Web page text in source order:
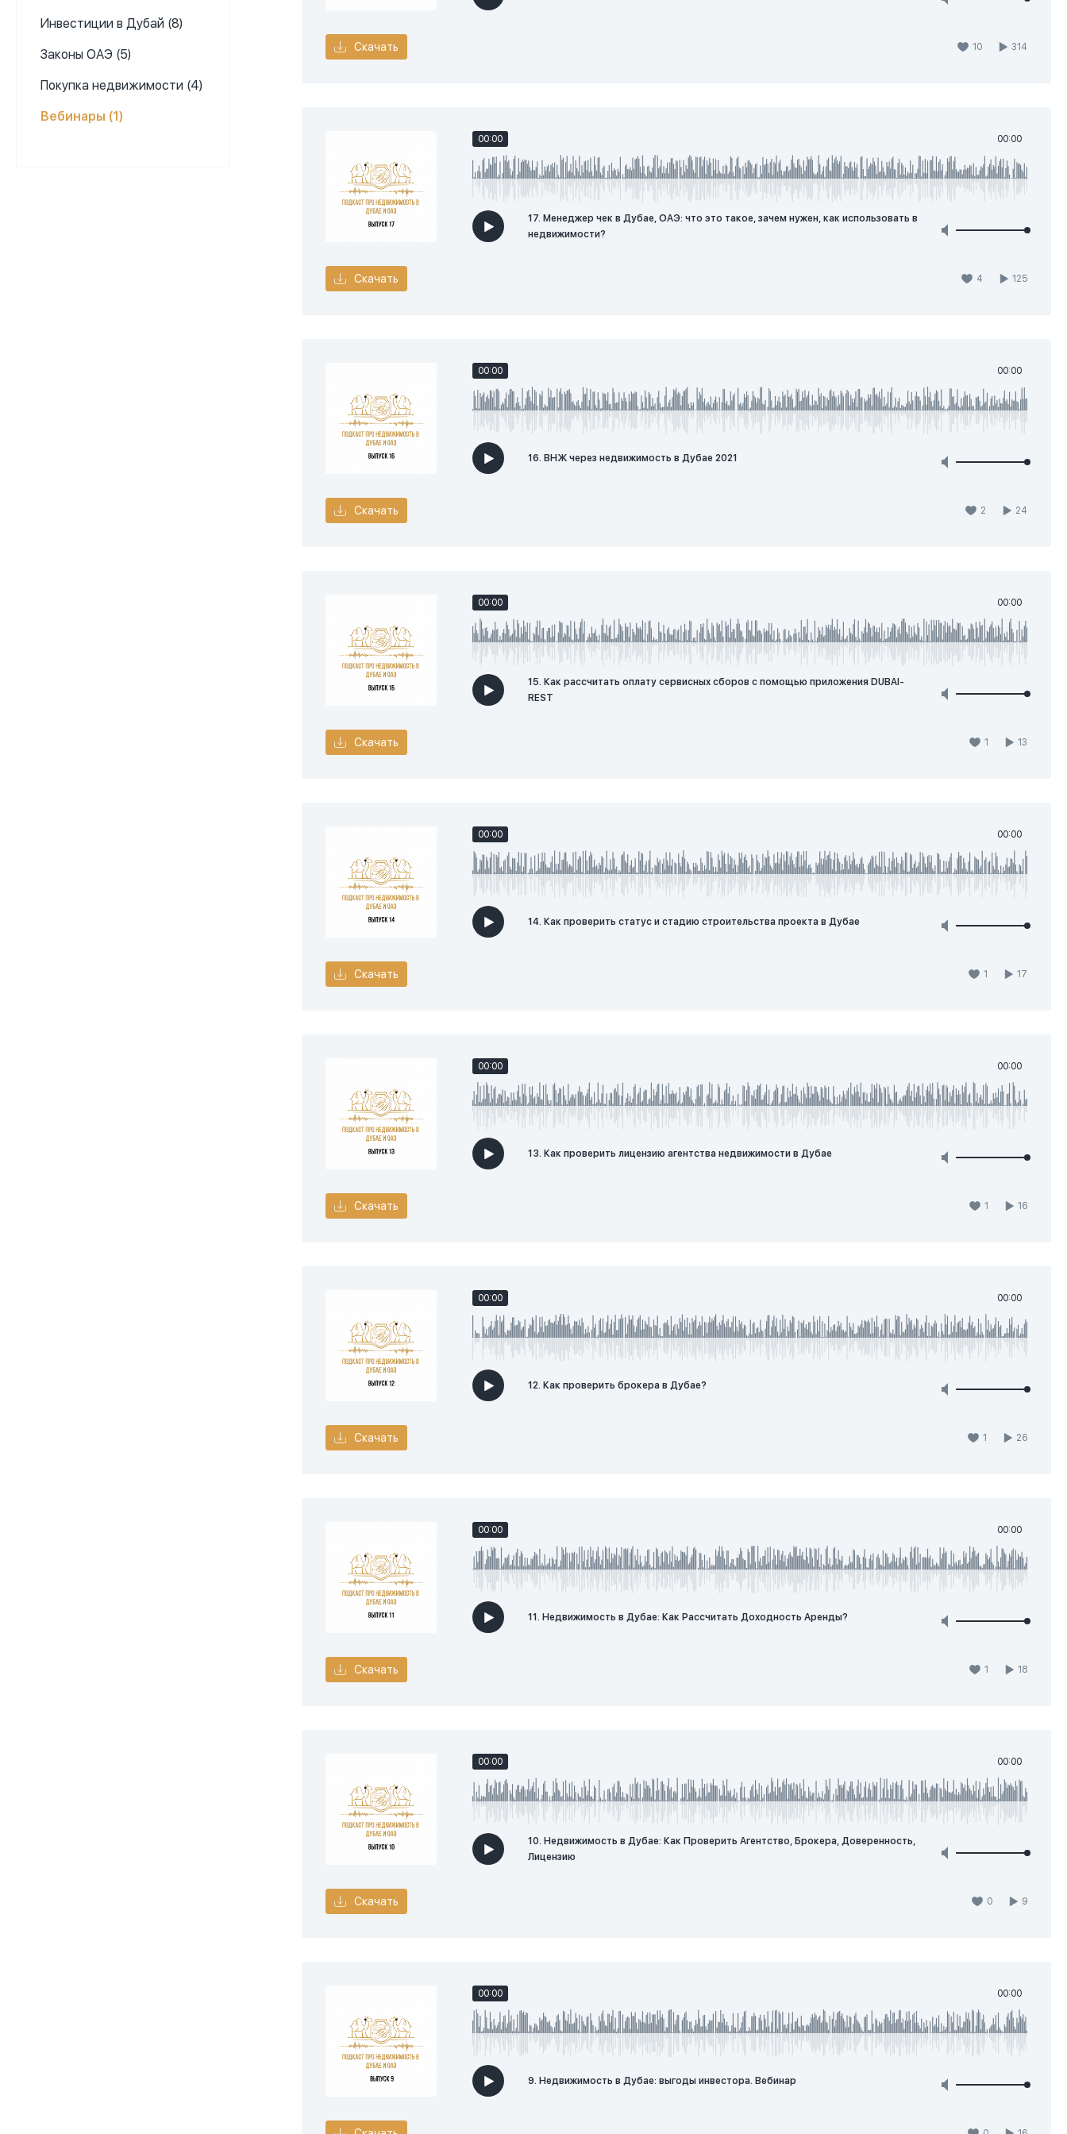
Скачать 10 314
00:00 00:00
17. Менеджер чек в Дубае, ОАЭ: что это такое, зачем нужен, как использовать в
недвижимости?
Скачать 4 125
00:00 00:00
16. ВНЖ через недвижимость в Дубае 2021
Скачать 2 24
00:00 00:00
15. Как рассчитать оплату сервисных сборов с помощью приложения DUBAI-
REST
Скачать 1 13
00:00 00:00
14. Как проверить статус и стадию строительства проекта в Дубае
Скачать 1 17
00:00 00:00
13. Как проверить лицензию агентства недвижимости в Дубае
Скачать 1 16
00:00 00:00
12. Как проверить брокера в Дубае?
Скачать 1 26
00:00 00:00
11. Недвижимость в Дубае: Как Рассчитать Доходность Аренды?
Скачать 1 18
00:00 00:00
10. Недвижимость в Дубае: Как Проверить Агентство, Брокера, Доверенность,
Лицензию
Скачать 0 9
00:00 00:00
9. Недвижимость в Дубае: выгоды инвестора. Вебинар
Инвестиции в Дубай (8)
Законы ОАЭ (5)
Покупка недвижимости (4)
Вебинары (1)